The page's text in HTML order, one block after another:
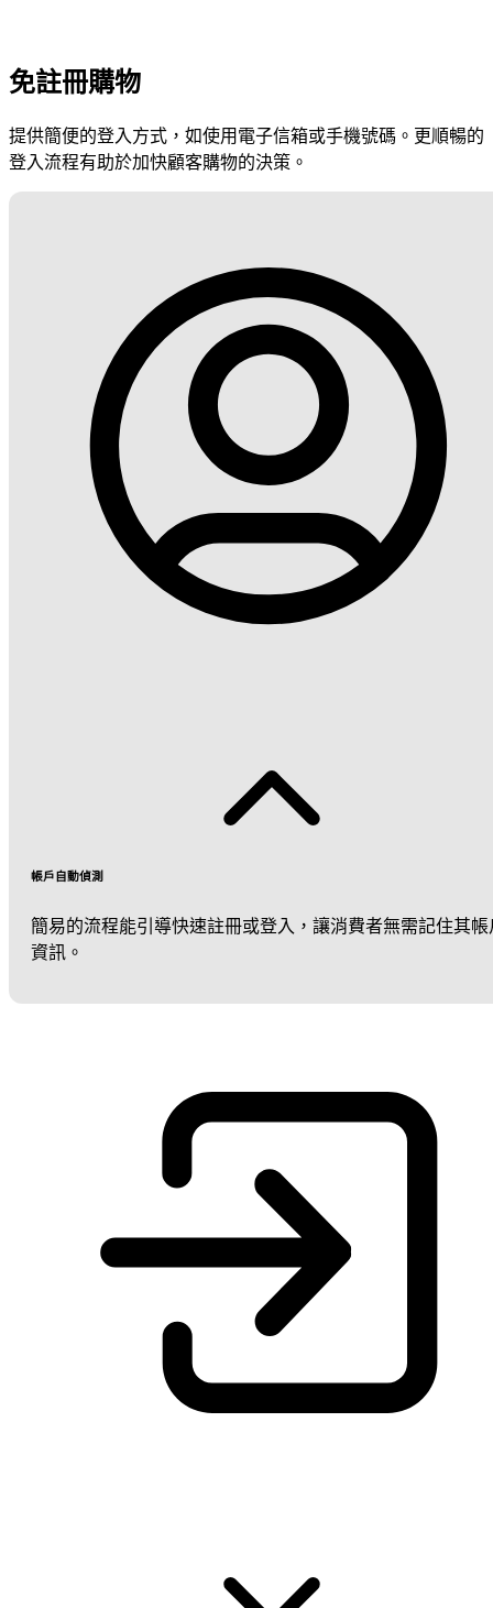
免註冊購物
提供簡便的登入方式，如使用電子信箱或手機號碼。更順暢的
登入流程有助於加快顧客購物的決策。
帳戶自動偵測
簡易的流程能引導快速註冊或登入，讓消費者無需記住其帳
資訊。